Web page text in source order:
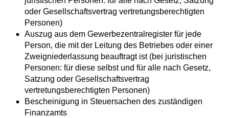
oder Gesellschaftsvertrag vertretungsberechtigten
Personen)
Auszug aus dem Gewerbezentralregister für jede
Person, die mit der Leitung des Betriebes oder einer
Zweigniederlassung beauftragt ist (bei juristischen
Personen: für diese selbst und für alle nach Gesetz,
Satzung oder Gesellschaftsvertrag
vertretungsberechtigten Personen)
Bescheinigung in Steuersachen des zuständigen
Finanzamts